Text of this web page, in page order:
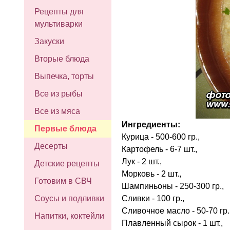
Рецепты для
мультиварки
Закуски
Вторые блюда
Выпечка, торты
Все из рыбы
Все из мяса
Первые блюда
Десерты
Детские рецепты
Готовим в СВЧ
Соусы и подливки
Напитки, коктейли
Ингредиенты:
Курица - 500-600 гр.,
Картофель - 6-7 шт.,
Лук - 2 шт.,
Морковь - 2 шт.,
Шампиньоны - 250-300 гр.,
Сливки - 100 гр.,
Сливочное масло - 50-70
Плавленный сырок - 1 шт.,